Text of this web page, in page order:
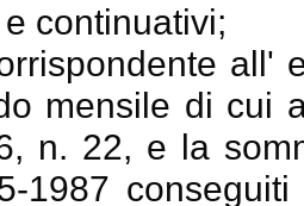
continuativi;
all'
mensile di cui
n. 22, e la
1987